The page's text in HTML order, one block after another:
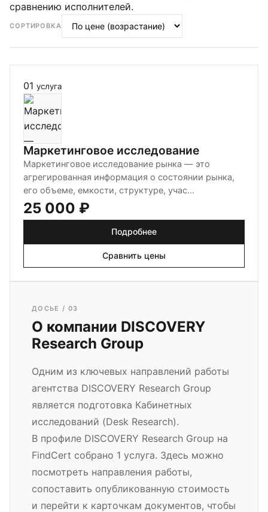
сравнению исполнителей.
СОРТИРОВКА
01 услуга
Маркетинговое исследование
Маркетинговое исследование рынка — это
агрегированная информация о состоянии рынка,
его объеме, емкости, структуре, учас...
25 000 ₽
Подробнее
Сравнить цены
ДОСЬЕ / 03
О компании DISCOVERY
Research Group
Одним из ключевых направлений работы
агентства DISCOVERY Research Group
является подготовка Кабинетных
исследований (Desk Research).
В профиле DISCOVERY Research Group на
FindCert собрано 1 услуга. Здесь можно
посмотреть направления работы,
сопоставить опубликованную стоимость
и перейти к карточкам документов, чтобы